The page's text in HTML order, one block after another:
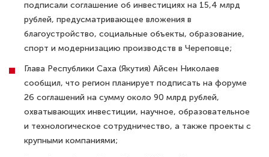
подписали соглашение об инвестициях на 15,4 млрд
рублей, предусматривающее вложения в
благоустройство, социальные объекты, образование,
спорт и модернизацию производств в Череповце;
Глава Республики Саха (Якутия) Айсен Николаев
сообщил, что регион планирует подписать на форуме
26 соглашений на сумму около 90 млрд рублей,
охватывающих инвестиции, научное, образовательное
и технологическое сотрудничество, а также проекты с
крупными компаниями;